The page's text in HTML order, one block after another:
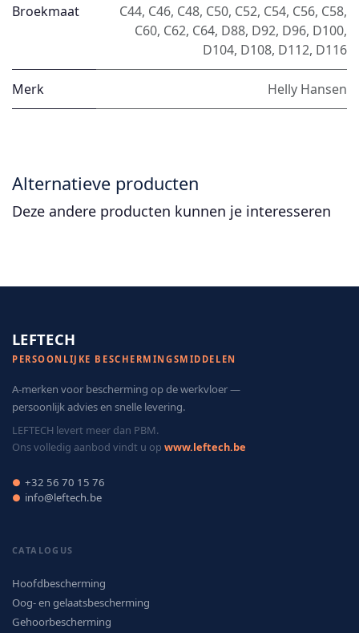
Broekmaat C44, C46, C48, C50, C52, C54, C56, C58,
C60, C62, C64, D88, D92, D96, D100,
D104, D108, D112, D116
Merk Helly Hansen
Alternatieve producten
Deze andere producten kunnen je interesseren
LEFTECH
PERSOONLIJKE BESCHERMINGSMIDDELEN
A-merken voor bescherming op de werkvloer —
persoonlijk advies en snelle levering.
LEFTECH levert meer dan PBM.
Ons volledig aanbod vindt u op www.leftech.be
● +32 56 70 15 76
● info@leftech.be
CATALOGUS
Hoofdbescherming
Oog- en gelaatsbescherming
Gehoorbescherming